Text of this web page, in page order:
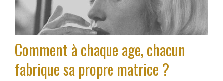
Comment à chaque age, chacun
fabrique sa propre matrice ?